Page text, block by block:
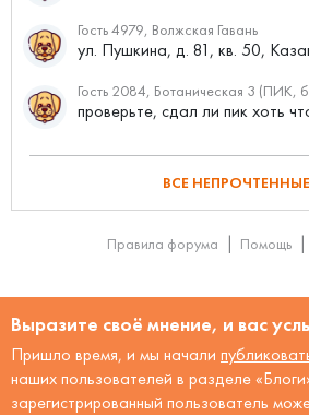
Гость 4979, Волжская Гавань
ул. Пушкина, д. 81, кв. 50,
ВСЕ НЕПРОЧТЕННЫЕ
Правила форума Помощь
Выразите своё мнение, и вас
Пришло время, и мы начали
наших пользователей в разделе
зарегистрированный пользователь